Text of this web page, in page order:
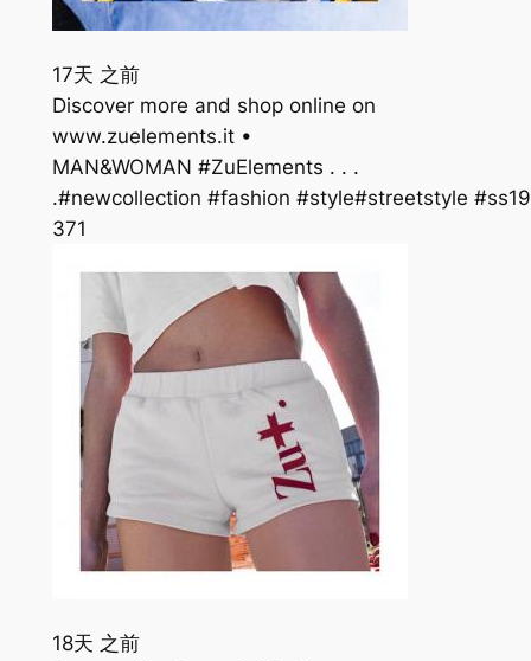
17天 之前
Discover more and shop online on
www.zuelements.it •
MAN&WOMAN #ZuElements . . .
.#newcollection #fashion #style#streetstyle
371
18天 之前